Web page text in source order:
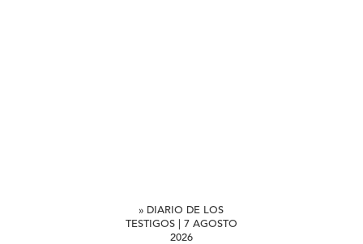
» DIARIO DE LOS
TESTIGOS | 7 AGOSTO
2026